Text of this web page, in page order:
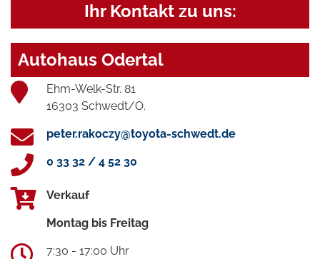
Ihr Kontakt zu uns:
Autohaus Odertal
Ehm-Welk-Str. 81
16303 Schwedt/O.
peter.rakoczy@toyota-schwedt.de
0 33 32 / 4 52 30
Verkauf
Montag bis Freitag
7:30 - 17:00 Uhr